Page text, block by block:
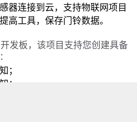
器连接到云，支持物联网项目
高工具，保存门铃数据。
发板，该项目支持您创建具备
；
；